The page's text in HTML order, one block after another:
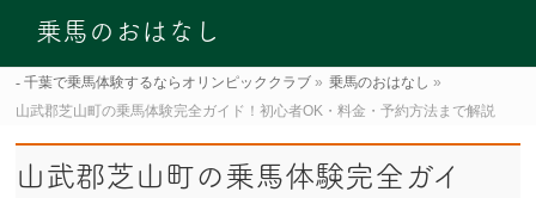
乗馬のおはなし
千葉で乗馬体験するならオリンピッククラブ » 乗馬のおはなし »
山武郡芝山町の乗馬体験完全ガイド！初心者OK・料金・予約方法まで解説
山武郡芝山町の乗馬体験完全ガイ